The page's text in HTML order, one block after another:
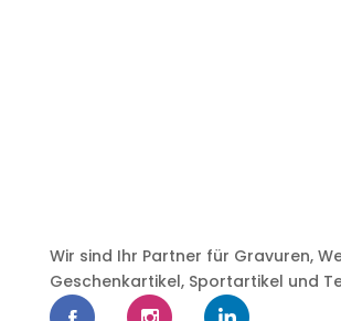
Wir sind Ihr Partner für Gravuren,
Geschenkartikel, Sportartikel und